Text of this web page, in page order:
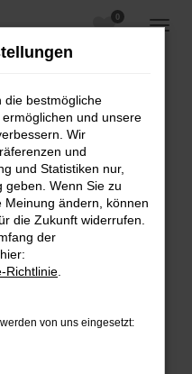
0
dir helfen können:
und deine
zum Beispiel deine
Werbeblocker,
Seiten
die bestmögliche
und unsere
Wir
und
und Statistiken nur,
geben. Wenn Sie zu
ändern, können
die Zukunft widerrufen.
der
Richtlinie
von uns eingesetzt: